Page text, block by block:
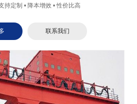
持定制 • 降本增效 • 性价比高
联系我们